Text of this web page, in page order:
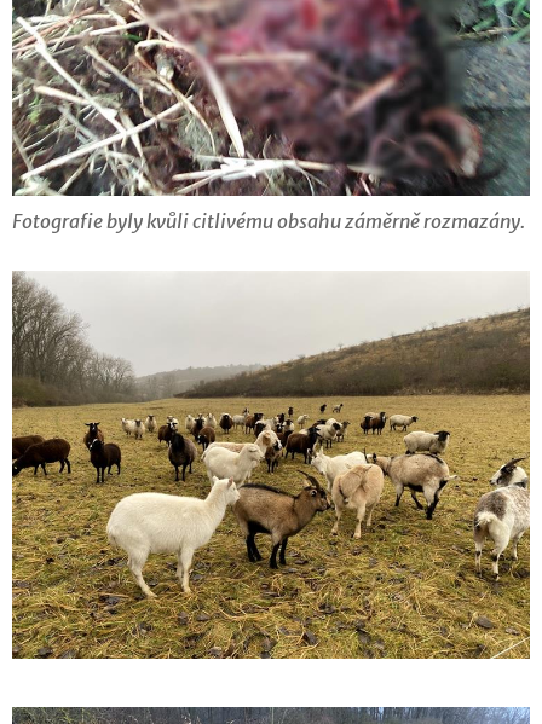
Fotografie byly kvůli citlivému obsahu záměrně rozmazány.